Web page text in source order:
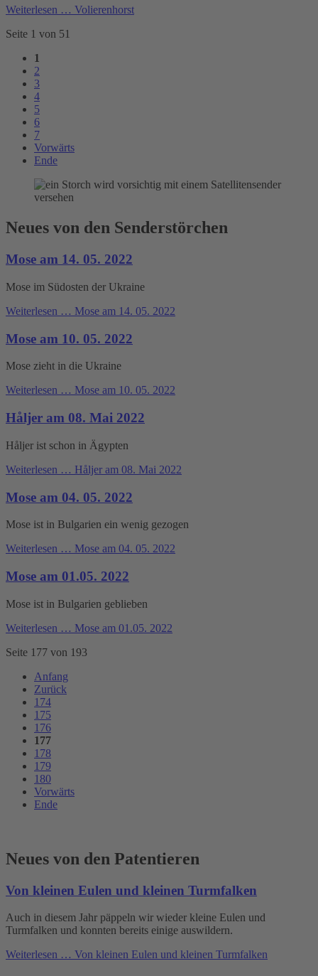
Weiterlesen … Volierenhorst
Seite 1 von 51
1
2
3
4
5
6
7
Vorwärts
Ende
Neues von den Senderstörchen
Mose am 14. 05. 2022
Mose im Südosten der Ukraine
Weiterlesen … Mose am 14. 05. 2022
Mose am 10. 05. 2022
Mose zieht in die Ukraine
Weiterlesen … Mose am 10. 05. 2022
Håljer am 08. Mai 2022
Håljer ist schon in Ägypten
Weiterlesen … Håljer am 08. Mai 2022
Mose am 04. 05. 2022
Mose ist in Bulgarien ein wenig gezogen
Weiterlesen … Mose am 04. 05. 2022
Mose am 01.05. 2022
Mose ist in Bulgarien geblieben
Weiterlesen … Mose am 01.05. 2022
Seite 177 von 193
Anfang
Zurück
174
175
176
177
178
179
180
Vorwärts
Ende
Neues von den Patentieren
Von kleinen Eulen und kleinen Turmfalken
Auch in diesem Jahr päppeln wir wieder kleine Eulen und
Turmfalken und konnten bereits einige auswildern.
Weiterlesen … Von kleinen Eulen und kleinen Turmfalken